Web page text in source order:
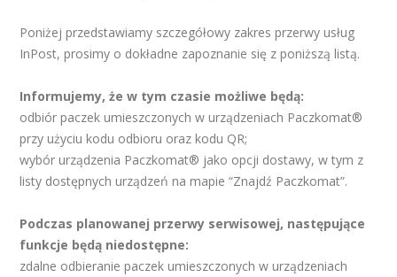
Poniżej przedstawiamy szczegółowy zakres przerwy usług
InPost, prosimy o dokładne zapoznanie się z poniższą listą.
Informujemy, że w tym czasie możliwe będą:
odbiór paczek umieszczonych w urządzeniach Paczkomat®
przy użyciu kodu odbioru oraz kodu QR;
wybór urządzenia Paczkomat® jako opcji dostawy, w tym z
listy dostępnych urządzeń na mapie “Znajdź Paczkomat”.
Podczas planowanej przerwy serwisowej, następujące
funkcje będą niedostępne:
zdalne odbieranie paczek umieszczonych w urządzeniach